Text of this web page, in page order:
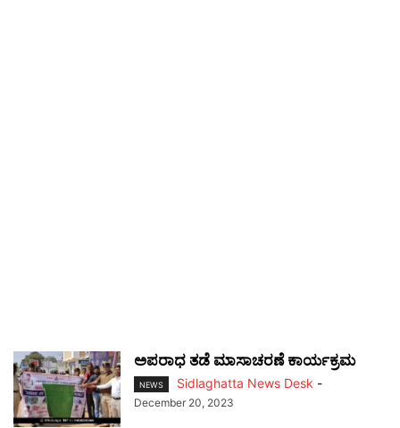
ಅಪರಾಧ ತಡೆ ಮಾಸಾಚರಣೆ ಕಾರ್ಯಕ್ರಮ
NEWS Sidlaghatta News Desk -
December 20, 2023